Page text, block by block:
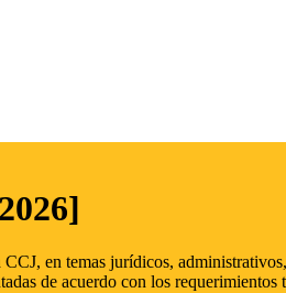
en temas jurídicos,
de acuerdo con los